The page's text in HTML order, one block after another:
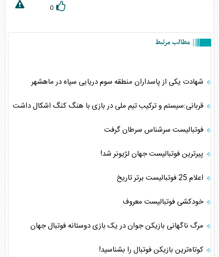
0
مطالب مرتبط
شهادت یکی از پاسداران منطقه سوم دریایی سپاه در ماهشهر
قربانی:سیستم و ترکیب تیم ملی در بازی با هنگ کنگ اشکال داشت
فوتبالیست سرشناس سرطان گرفت
پیرترین فوتبالیست جهان لژیونر شد!
اعلام 25 فوتبالیست برتر تاریخ
خودکشی فوتبالیست معروف
مرگ ناگهانی بازیکن جوان در یک بازی دوستانه فوتبال جهان
کوتاه‌ترین بازیکن فوتبال را بشناسید!